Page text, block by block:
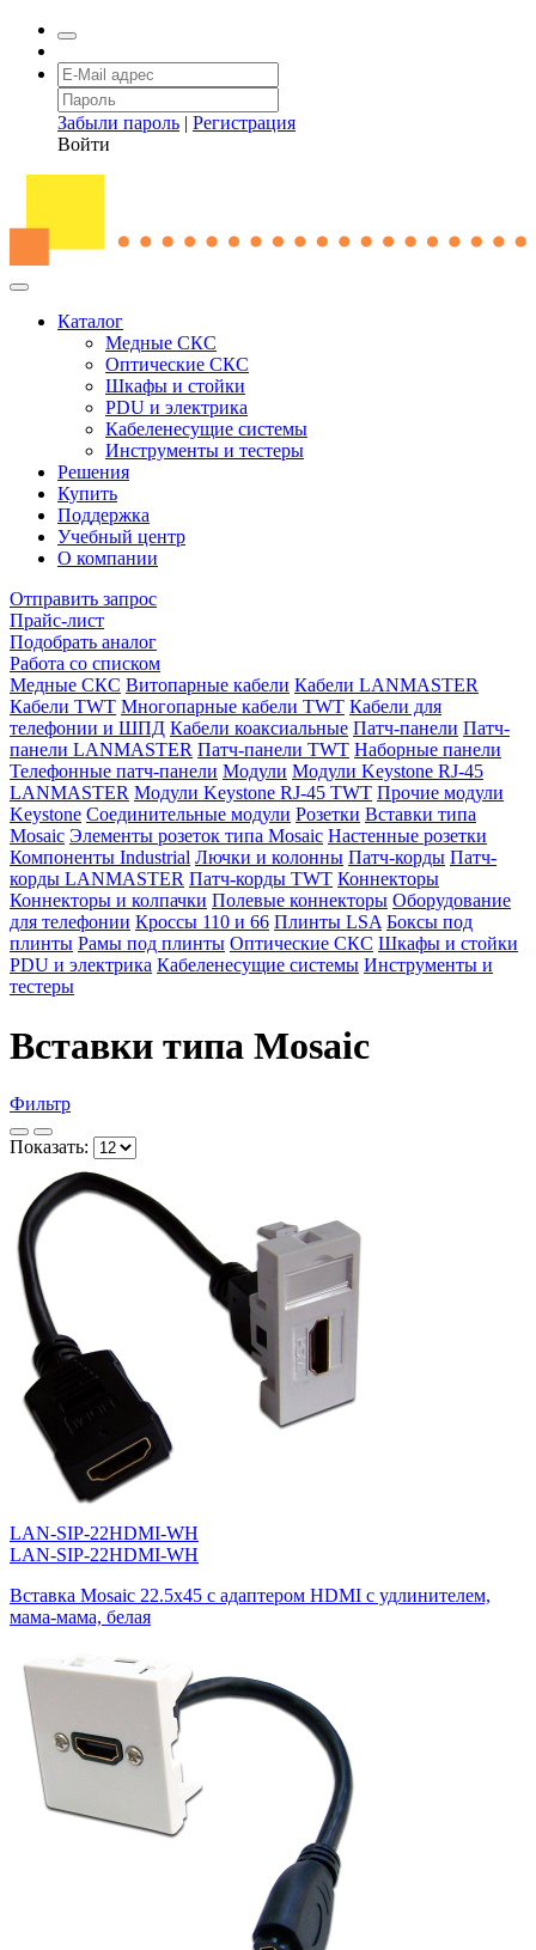
Забыли пароль | Регистрация
Войти
Каталог
Медные СКС
Оптические СКС
Шкафы и стойки
PDU и электрика
Кабеленесущие системы
Инструменты и тестеры
Решения
Купить
Поддержка
Учебный центр
О компании
Отправить запрос
Прайс-лист
Подобрать аналог
Работа со списком
Медные СКС Витопарные кабели Кабели LANMASTER
Кабели TWT Многопарные кабели TWT Кабели для
телефонии и ШПД Кабели коаксиальные Патч-панели Патч-
панели LANMASTER Патч-панели TWT Наборные панели
Телефонные патч-панели Модули Модули Keystone RJ-45
LANMASTER Модули Keystone RJ-45 TWT Прочие модули
Keystone Соединительные модули Розетки Вставки типа
Mosaic Элементы розеток типа Mosaic Настенные розетки
Компоненты Industrial Лючки и колонны Патч-корды Патч-
корды LANMASTER Патч-корды TWT Коннекторы
Коннекторы и колпачки Полевые коннекторы Оборудование
для телефонии Кроссы 110 и 66 Плинты LSA Боксы под
плинты Рамы под плинты Оптические СКС Шкафы и стойки
PDU и электрика Кабеленесущие системы Инструменты и
тестеры
Вставки типа Mosaic
Фильтр
Показать:
LAN-SIP-22HDMI-WH
LAN-SIP-22HDMI-WH
Вставка Mosaic 22.5x45 с адаптером HDMI с удлинителем,
мама-мама, белая